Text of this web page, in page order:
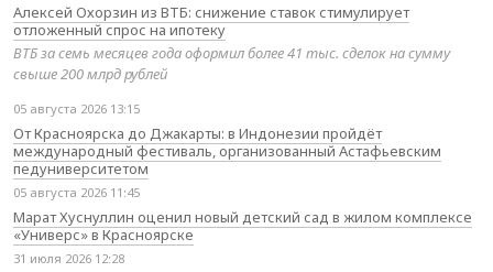
Алексей Охорзин из ВТБ: снижение ставок стимулирует
отложенный спрос на ипотеку
ВТБ за семь месяцев года оформил более 41 тыс. сделок на сумму
свыше 200 млрд рублей
05 августа 2026 13:15
От Красноярска до Джакарты: в Индонезии пройдёт
международный фестиваль, организованный Астафьевским
педуниверситетом
05 августа 2026 11:45
Марат Хуснуллин оценил новый детский сад в жилом комплексе
«Универс» в Красноярске
31 июля 2026 12:28